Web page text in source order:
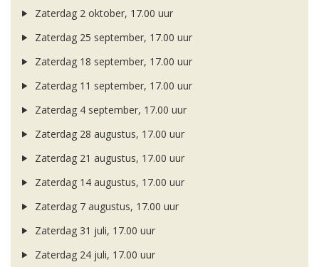
Zaterdag 2 oktober, 17.00 uur
Zaterdag 25 september, 17.00 uur
Zaterdag 18 september, 17.00 uur
Zaterdag 11 september, 17.00 uur
Zaterdag 4 september, 17.00 uur
Zaterdag 28 augustus, 17.00 uur
Zaterdag 21 augustus, 17.00 uur
Zaterdag 14 augustus, 17.00 uur
Zaterdag 7 augustus, 17.00 uur
Zaterdag 31 juli, 17.00 uur
Zaterdag 24 juli, 17.00 uur